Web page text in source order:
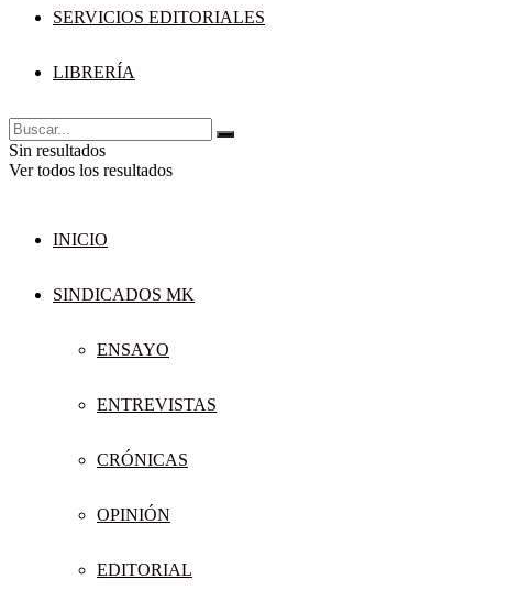
SERVICIOS EDITORIALES
LIBRERÍA
Sin resultados
Ver todos los resultados
INICIO
SINDICADOS MK
ENSAYO
ENTREVISTAS
CRÓNICAS
OPINIÓN
EDITORIAL